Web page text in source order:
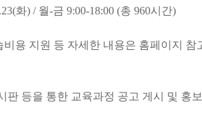
화) / 월-금 9:00-18:00 (총 960시간)
용 지원 등 자세한 내용은 홈페이지 참
판 등을 통한 교육과정 공고 게시 및 홍